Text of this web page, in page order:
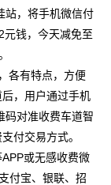
，将手机微信付
元钱，今天减免至
各有特点，方便
，用户通过手机
码对准收费车道智
付交易方式。
或无感收费微
付宝、银联、招